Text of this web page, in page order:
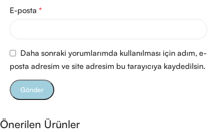
E-posta *
Daha sonraki yorumlarımda kullanılması için adım, e-
posta adresim ve site adresim bu tarayıcıya kaydedilsin.
Önerilen Ürünler